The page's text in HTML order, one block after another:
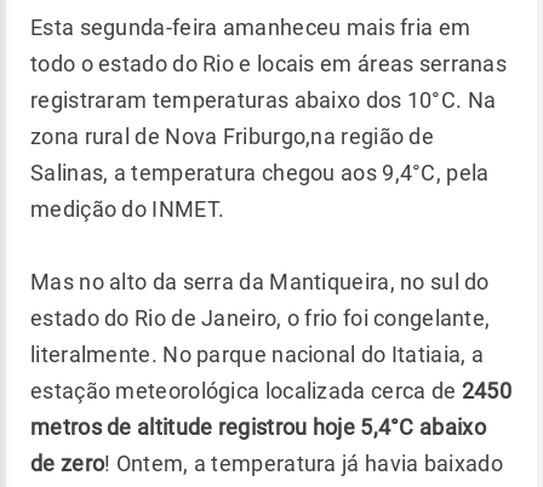
Esta segunda-feira amanheceu mais fria em
todo o estado do Rio e locais em áreas serranas
registraram temperaturas abaixo dos 10°C. Na
zona rural de Nova Friburgo,na região de
Salinas, a temperatura chegou aos 9,4°C, pela
medição do INMET.
Mas no alto da serra da Mantiqueira, no sul do
estado do Rio de Janeiro, o frio foi congelante,
literalmente. No parque nacional do Itatiaia, a
estação meteorológica localizada cerca de 2450
metros de altitude registrou hoje 5,4°C abaixo
de zero! Ontem, a temperatura já havia baixado